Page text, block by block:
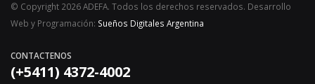
© Copyright 2026 ADEFA. Todos los derechos reservados. Desarrollo
Web y Programación: Sueños Digitales Argentina
CONTACTENOS
(+5411) 4372-4002